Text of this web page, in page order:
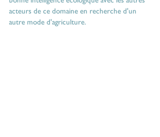
acteurs de ce domaine en recherche d'un
autre mode d'agriculture.